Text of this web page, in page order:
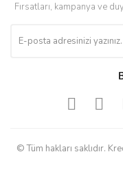
Fırsatları, kampanya ve
© Tüm hakları saklıdır.